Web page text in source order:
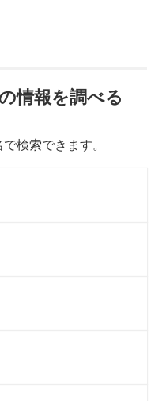
情報を調べる
検索できます。